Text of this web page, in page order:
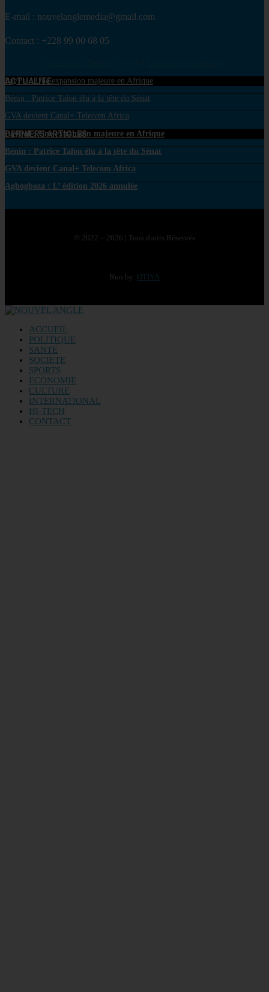
E-mail : nouvelanglemedia@gmail.com
Contact : +228 99 00 68 05
ACTUALITE
PayPal : Une expansion majeure en Afrique
Bénin : Patrice Talon élu à la tête du Sénat
GVA devient Canal+ Telecom Africa
DERNIERS ARTICLES
PayPal : Une expansion majeure en Afrique
Bénin : Patrice Talon élu à la tête du Sénat
GVA devient Canal+ Telecom Africa
Agbogboza : L’ édition 2026 annulée
© 2022 – 2026 | Tous droits Réservés
Run by OTIYA
ACCUEIL
POLITIQUE
SANTE
SOCIETE
SPORTS
ECONOMIE
CULTURE
INTERNATIONAL
HI-TECH
CONTACT